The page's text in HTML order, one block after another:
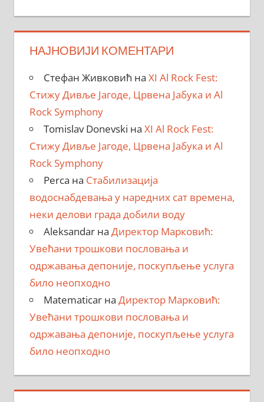
НАЈНОВИЈИ КОМЕНТАРИ
Стефан Живковић на XI Al Rock Fest:
Стижу Дивље Јагоде, Црвена Јабука и Al
Rock Symphony
Tomislav Donevski на XI Al Rock Fest:
Стижу Дивље Јагоде, Црвена Јабука и Al
Rock Symphony
Perca на Стабилизација
водоснабдевања у наредних сат времена,
неки делови града добили воду
Aleksandarна Директор Марковић:
Увећани трошкови пословања и
одржавања депоније, поскупљење услуга
било неопходно
Matematicarна Директор Марковић:
Увећани трошкови пословања и
одржавања депоније, поскупљење услуга
било неопходно